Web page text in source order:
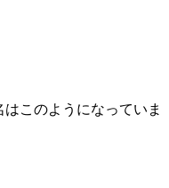
このようになっていま